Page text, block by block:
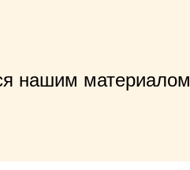
нашим материалом
приятно